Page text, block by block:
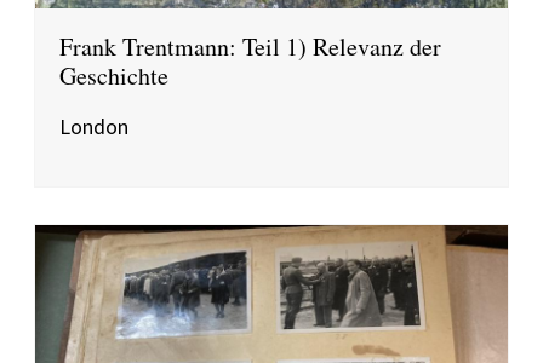
Frank Trentmann: Teil 1) Relevanz der
Geschichte
London